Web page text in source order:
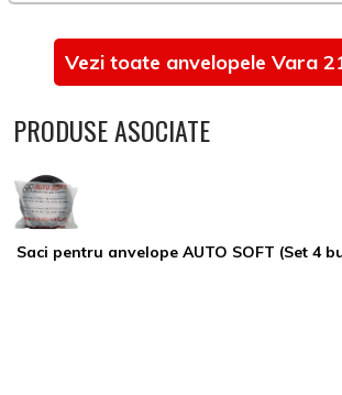
Vezi toate anvelopele Vara
PRODUSE ASOCIATE
Saci pentru anvelope AUTO SOFT (Set 4